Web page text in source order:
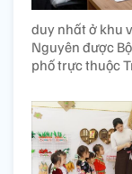
duy nhất ở khu
Nguyên được
phố trực thuộc